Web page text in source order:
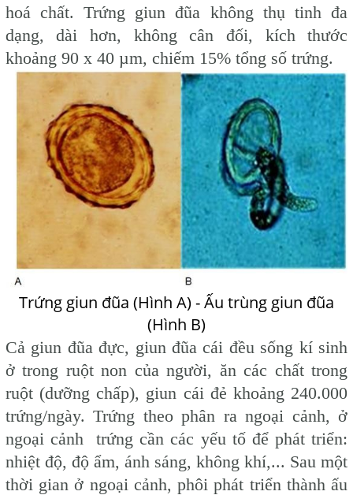
hoá chất. Trứng giun đũa không thụ tinh đa
dạng, dài hơn, không cân đối, kích thước
khoảng 90 x 40 µm, chiếm 15% tổng số trứng.
Trứng giun đũa (Hình A) - Ấu trùng giun đũa
(Hình B)
Cả giun đũa đực, giun đũa cái đều sống kí sinh
ở trong ruột non của người, ăn các chất trong
ruột (dưỡng chấp), giun cái đẻ khoảng 240.000
trứng/ngày. Trứng theo phân ra ngoại cảnh, ở
ngoại cảnh trứng cần các yếu tố để phát triển:
nhiệt độ, độ ẩm, ánh sáng, không khí,... Sau một
thời gian ở ngoại cảnh, phôi phát triển thành ấu